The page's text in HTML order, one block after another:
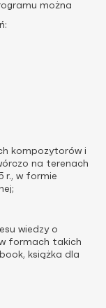
można
kompozytorów i
na terenach
r., w formie
wiedzy o
formach takich
książka dla